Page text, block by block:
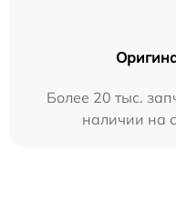
Более 20 тыс.
наличии на